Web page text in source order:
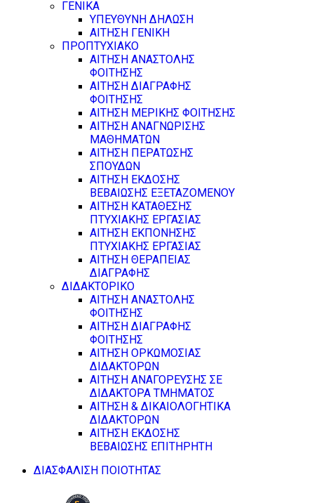
ΓΕΝΙΚΑ
ΥΠΕΥΘΥΝΗ ΔΗΛΩΣΗ
ΑΙΤΗΣΗ ΓΕΝΙΚΗ
ΠΡΟΠΤΥΧΙΑΚΟ
ΑΙΤΗΣΗ ΑΝΑΣΤΟΛΗΣ
ΦΟΙΤΗΣΗΣ
ΑΙΤΗΣΗ ΔΙΑΓΡΑΦΗΣ
ΦΟΙΤΗΣΗΣ
ΑΙΤΗΣΗ ΜΕΡΙΚΗΣ ΦΟΙΤΗΣΗΣ
ΑΙΤΗΣΗ ΑΝΑΓΝΩΡΙΣΗΣ
ΜΑΘΗΜΑΤΩΝ
ΑΙΤΗΣΗ ΠΕΡΑΤΩΣΗΣ
ΣΠΟΥΔΩΝ
ΑΙΤΗΣΗ ΕΚΔΟΣΗΣ
ΒΕΒΑΙΩΣΗΣ ΕΞΕΤΑΖΟΜΕΝΟΥ
ΑΙΤΗΣΗ ΚΑΤΑΘΕΣΗΣ
ΠΤΥΧΙΑΚΗΣ ΕΡΓΑΣΙΑΣ
ΑΙΤΗΣΗ ΕΚΠΟΝΗΣΗΣ
ΠΤΥΧΙΑΚΗΣ ΕΡΓΑΣΙΑΣ
ΑΙΤΗΣΗ ΘΕΡΑΠΕΙΑΣ
ΔΙΑΓΡΑΦΗΣ
ΔΙΔΑΚΤΟΡΙΚΟ
ΑΙΤΗΣΗ ΑΝΑΣΤΟΛΗΣ
ΦΟΙΤΗΣΗΣ
ΑΙΤΗΣΗ ΔΙΑΓΡΑΦΗΣ
ΦΟΙΤΗΣΗΣ
ΑΙΤΗΣΗ ΟΡΚΩΜΟΣΙΑΣ
ΔΙΔΑΚΤΟΡΩΝ
ΑΙΤΗΣΗ ΑΝΑΓΟΡΕΥΣΗΣ ΣΕ
ΔΙΔΑΚΤΟΡΑ ΤΜΗΜΑΤΟΣ
ΑΙΤΗΣΗ & ΔΙΚΑΙΟΛΟΓΗΤΙΚΑ
ΔΙΔΑΚΤΟΡΩΝ
ΑΙΤΗΣΗ ΕΚΔΟΣΗΣ
ΒΕΒΑΙΩΣΗΣ ΕΠΙΤΗΡΗΤΗ
ΔΙΑΣΦΑΛΙΣΗ ΠΟΙΟΤΗΤΑΣ